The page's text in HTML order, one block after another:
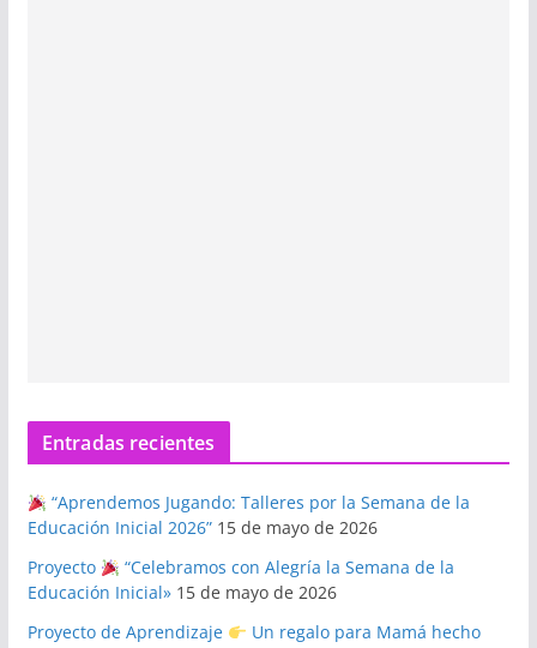
Entradas recientes
“Aprendemos Jugando: Talleres por la Semana de la
Educación Inicial 2026” 15 de mayo de 2026
Proyecto
“Celebramos con Alegría la Semana de la
Educación Inicial» 15 de mayo de 2026
Proyecto de Aprendizaje
Un regalo para Mamá hecho